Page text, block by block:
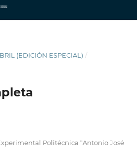
(EDICIÓN ESPECIAL) /
Politécnica “Antonio José